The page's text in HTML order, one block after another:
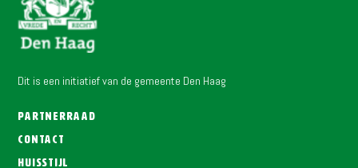
Dit is een initiatief van de gemeente Den Haag
Partnerraad
Contact
Huisstijl